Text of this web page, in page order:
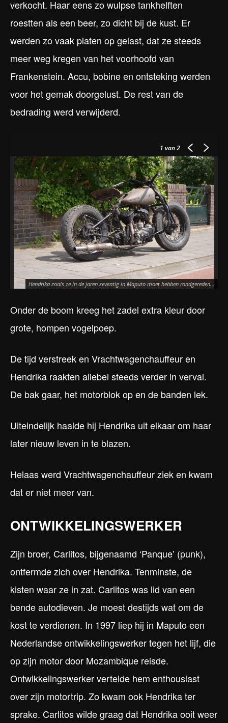
verkocht. Haar eens zo wulpse tankhelften
roestten als een beer, zo dicht bij de kust. Er
werden zo vaak platen op gelast, dat ze steeds
meer weg kregen van het voorhoofd van
Frankenstein. Accu, bobine en ontsteking werden
voor het gemak doorgelust. De rest van de
bedrading werd verwijderd.
1 van 2
Hendrika zoals ze in de jaren zeventig in Maputo moet hebben rondgereden...
Onder de boom kreeg het zadel extra kleur door
grote, hompen vogelpoep.
De tijd verstreek en Vrachtwagenchauffeur en
Hendrika raakten allebei steeds verder in verval.
De bak gaar, het motorblok op en de banden lek.
Uiteindelijk haalde hij Hendrika uit elkaar om haar
later nieuw leven in te blazen.
Helaas werd Vrachtwagenchauffeur ziek en kwam
dat er niet meer van.
ONTWIKKELINGSWERKER
Zijn broer, Carlitos, bijgenaamd ‘Panque’ (punk),
ontfermde zich over Hendrika. Tenminste, de
kisten waar ze in zat. Carlitos was lid van een
bende autodieven. Je moest destijds wat om de
kost te verdienen. In 1997 liep hij in Maputo een
Nederlandse ontwikkelingswerker tegen het lijf, die
op zijn motor door Mozambique reisde.
Ontwikkelingswerker vertelde hem enthousiast
over zijn motortrip. Zo kwam ook Hendrika ter
sprake. Carlitos wilde graag dat Hendrika ooit weer